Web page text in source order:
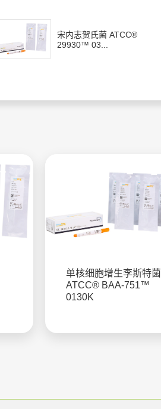
宋内志贺氏菌 ATCC®
29930™ 03...
单核细胞增生李斯特菌
ATCC® BAA-751™
0130K